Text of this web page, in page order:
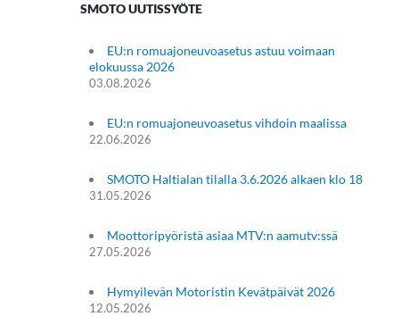
SMOTO UUTISSYÖTE
EU:n romuajoneuvoasetus astuu voimaan
elokuussa 2026
03.08.2026
EU:n romuajoneuvoasetus vihdoin maalissa
22.06.2026
SMOTO Haltialan tilalla 3.6.2026 alkaen klo 18
31.05.2026
Moottoripyöristä asiaa MTV:n aamutv:ssä
27.05.2026
Hymyilevän Motoristin Kevätpäivät 2026
12.05.2026